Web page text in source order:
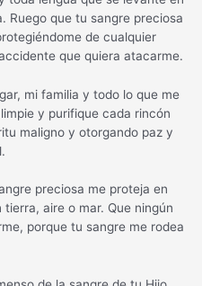
Ruego que tu sangre preciosa
de cualquier
que quiera atacarme.
mi familia y todo lo que me
y purifique cada rincón
maligno y otorgando paz y
preciosa me proteja en
aire o mar. Que ningún
porque tu sangre me rodea